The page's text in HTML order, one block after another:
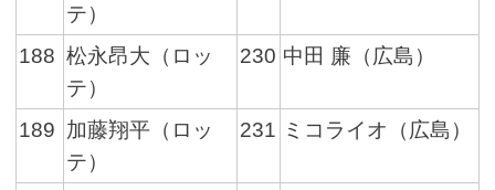
テ）
188 松永昂大（ロッ
テ）
230 中田 廉（広島）
189 加藤翔平（ロッ
テ）
231 ミコライオ（広島）